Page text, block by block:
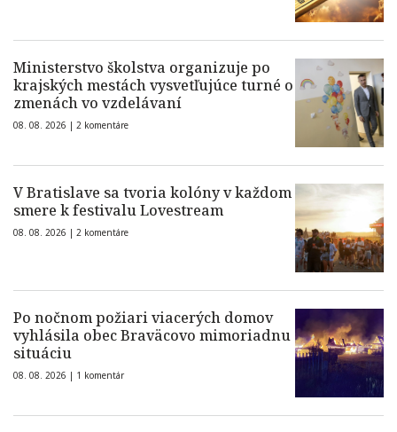
Ministerstvo školstva organizuje po
krajských mestách vysvetľujúce turné o
zmenách vo vzdelávaní
08. 08. 2026 | 2 komentáre
V Bratislave sa tvoria kolóny v každom
smere k festivalu Lovestream
08. 08. 2026 | 2 komentáre
Po nočnom požiari viacerých domov
vyhlásila obec Braväcovo mimoriadnu
situáciu
08. 08. 2026 | 1 komentár